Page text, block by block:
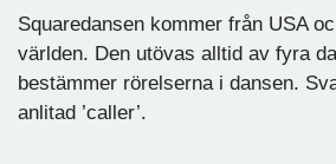
Squaredansen kommer från USA
världen. Den utövas alltid av fyra
bestämmer rörelserna i dansen.
anlitad ’caller’.